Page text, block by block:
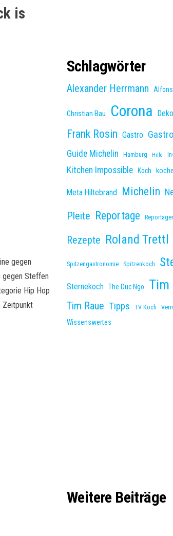
is
gegen
gegen Steffen
Hip Hop
Zeitpunkt
Schlagwörter
Alexander Herrmann
Christian Bau Corona Deko
Frank Rosin Gastro
Guide Michelin Hamburg Hilfe
Kitchen Impossible Koch
Meta Hiltebrand Michelin
Pleite Reportage
Rezepte Roland Trettl
Spitzengastronomie Spitzenkoch
Sternekoch The Duc Ngo Tim
Tim Raue Tipps TV Koch
Wissenswertes
Weitere Beiträge